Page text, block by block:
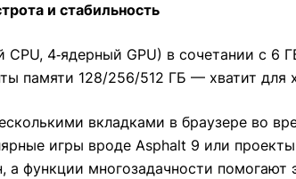
и стабильность
CPU, 4‑ядерный GPU) в сочетании с
памяти 128/256/512 ГБ — хватит
вкладками в браузере во
игры вроде Asphalt 9 или
а функции многозадачности помогают